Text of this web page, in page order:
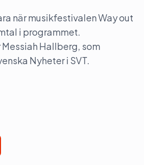
när musikfestivalen Way out
i programmet.
Hallberg, som
Nyheter i SVT.